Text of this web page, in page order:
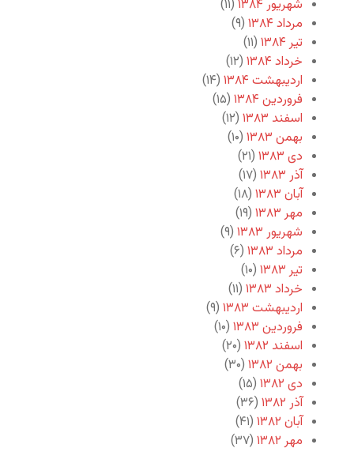
شهریور ۱۳۸۴
(۱۱)
مرداد ۱۳۸۴
(۹)
تیر ۱۳۸۴
(۱۱)
خرداد ۱۳۸۴
(۱۲)
اردیبهشت ۱۳۸۴
(۱۴)
فروردین ۱۳۸۴
(۱۵)
اسفند ۱۳۸۳
(۱۲)
بهمن ۱۳۸۳
(۱۰)
دی ۱۳۸۳
(۲۱)
آذر ۱۳۸۳
(۱۷)
آبان ۱۳۸۳
(۱۸)
مهر ۱۳۸۳
(۱۹)
شهریور ۱۳۸۳
(۹)
مرداد ۱۳۸۳
(۶)
تیر ۱۳۸۳
(۱۰)
خرداد ۱۳۸۳
(۱۱)
اردیبهشت ۱۳۸۳
(۹)
فروردین ۱۳۸۳
(۱۰)
اسفند ۱۳۸۲
(۲۰)
بهمن ۱۳۸۲
(۳۰)
دی ۱۳۸۲
(۱۵)
آذر ۱۳۸۲
(۳۶)
آبان ۱۳۸۲
(۴۱)
مهر ۱۳۸۲
(۳۷)